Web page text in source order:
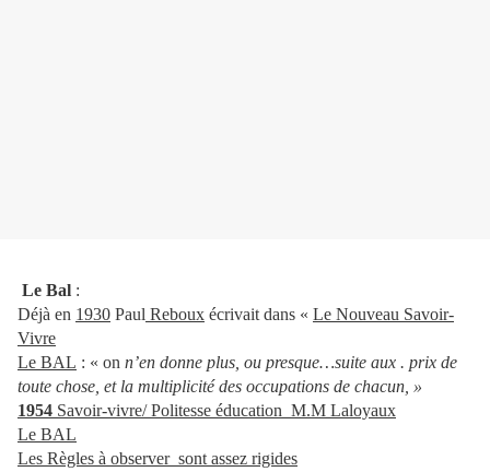
Le Bal :
Déjà en 1930 Paul Reboux écrivait dans « Le Nouveau Savoir-
Vivre
Le BAL : « on n’en donne plus, ou presque…suite aux . prix de
toute chose, et la multiplicité des occupations de chacun, »
1954 Savoir-vivre/ Politesse éducation M.M Laloyaux
Le BAL
Les Règles à observer sont assez rigides